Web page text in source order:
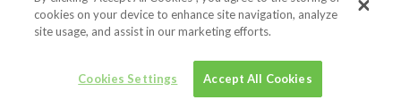
com mais de 700 mil títulos. Todos os direitos reservados.
cookies on your device to enhance site navigation, analyze
site usage, and assist in our marketing efforts.
Cookies Settings Accept All Cookies